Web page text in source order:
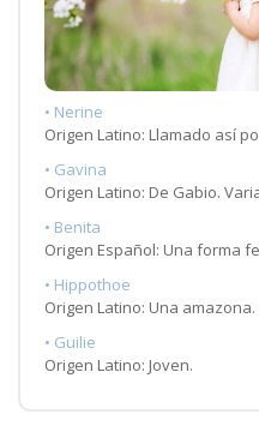
• Nerine
Origen Latino: Llamado así
• Gavina
Origen Latino: De Gabio.
• Benita
Origen Español: Una forma
• Hippothoe
Origen Latino: Una amazona.
• Guilie
Origen Latino: Joven.